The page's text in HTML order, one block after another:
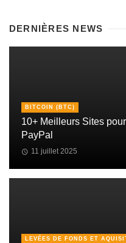
DERNIÈRES NEWS
BITCOIN (BTC)
10+ Meilleurs Sites
PayPal
11 juillet 2025
LEVÉES DE FONDS ET